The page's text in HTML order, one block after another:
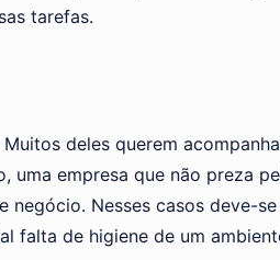
tarefas.
deles querem
empresa que não preza
Nesses casos deve-
falta de higiene de um